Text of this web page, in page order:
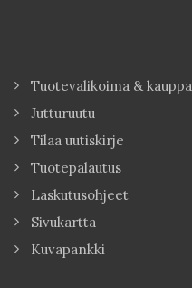
Tuotevalikoima & kauppa
Jutturuutu
Tilaa uutiskirje
Tuotepalautus
Laskutusohjeet
Sivukartta
Kuvapankki